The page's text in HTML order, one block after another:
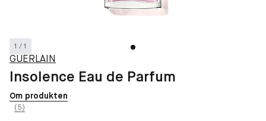
1 / 1
GUERLAIN
Insolence Eau de Parfum
Om produkten
(5)